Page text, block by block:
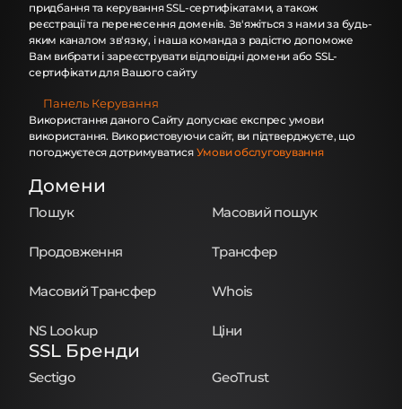
придбання та керування SSL-сертифікатами, а також
реєстрації та перенесення доменів. Зв'яжіться з нами за будь-
яким каналом зв'язку, і наша команда з радістю допоможе
Вам вибрати і зареєструвати відповідні домени або SSL-
сертифікати для Вашого сайту
Панель Керування
Використання даного Сайту допускає експрес умови
використання. Використовуючи сайт, ви підтверджуєте, що
погоджуєтеся дотримуватися Умови обслуговування
Домени
Пошук Масовий пошук
Продовження Трансфер
Масовий Трансфер Whois
NS Lookup Ціни
SSL Бренди
Sectigo GeoTrust